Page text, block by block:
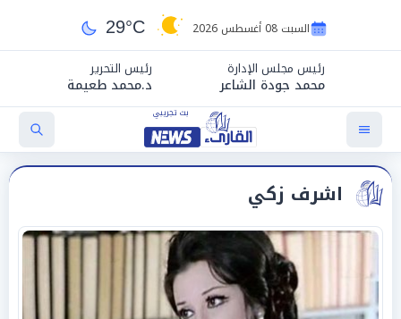
السبت 08 أغسطس 2026 29°C
رئيس مجلس الإدارة
محمد جودة الشاعر
رئيس التحرير
د.محمد طعيمة
اشرف زكي